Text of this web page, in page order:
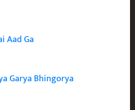
Aad Ga
Garya Bhingorya